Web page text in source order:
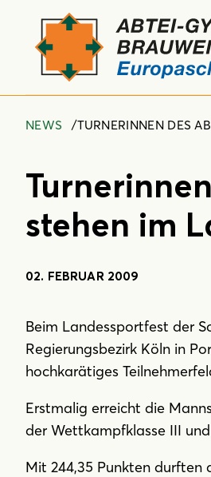
NEWS TURNERINNEN DES
stehen im
02. FEBRUAR 2009
Beim Landessportfest der
Regierungsbezirk Köln in
hochkarätiges
Erstmalig erreicht die
der Wettkampfklasse III
Mit 244,35 Punkten durften